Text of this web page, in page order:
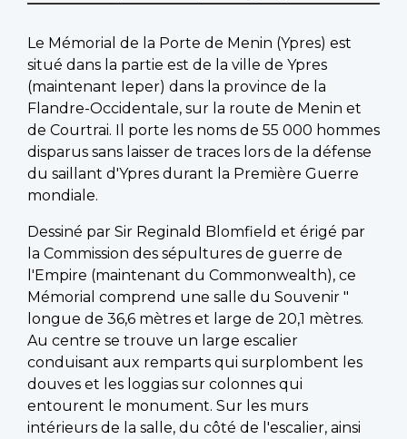
Le Mémorial de la Porte de Menin (Ypres) est
situé dans la partie est de la ville de Ypres
(maintenant Ieper) dans la province de la
Flandre-Occidentale, sur la route de Menin et
de Courtrai. Il porte les noms de 55 000 hommes
disparus sans laisser de traces lors de la défense
du saillant d'Ypres durant la Première Guerre
mondiale.
Dessiné par Sir Reginald Blomfield et érigé par
la Commission des sépultures de guerre de
l'Empire (maintenant du Commonwealth), ce
Mémorial comprend une salle du Souvenir "
longue de 36,6 mètres et large de 20,1 mètres.
Au centre se trouve un large escalier
conduisant aux remparts qui surplombent les
douves et les loggias sur colonnes qui
entourent le monument. Sur les murs
intérieurs de la salle, du côté de l'escalier, ainsi